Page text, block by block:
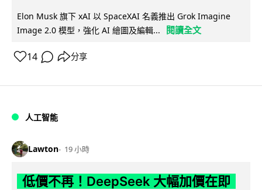
Elon Musk 旗下 xAI 以 SpaceXAI 名義推出 Grok Imagine
Image 2.0 模型，強化 AI 繪圖及編輯...
閱讀全文
14 分享
人工智能
Lawton 19 小時
低價不再！DeepSeek 大幅加價在即